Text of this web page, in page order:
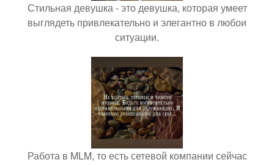
Стильная девушка - это девушка, которая умеет
выглядеть привлекательно и элегантно в любои
ситуации.
Работа в MLM, то есть сетевой компании сейчас